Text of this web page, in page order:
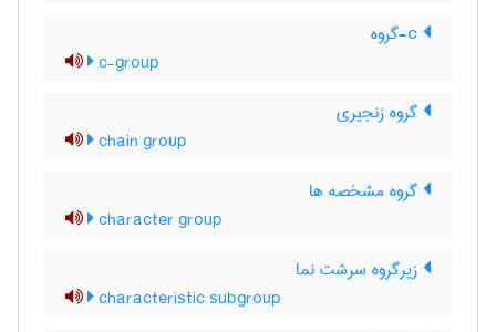
c-group
گروه زنجیری
chain group
گروه مشخصه ها
character group
زیرگروه سرشت نما
characteristic subgroup